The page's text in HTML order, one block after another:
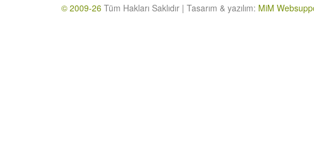
© 2009-26 Tüm Hakları Saklıdır | Tasarım & yazılım: MiM